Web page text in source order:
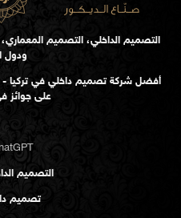
التصميم الداخلي، التصميم
ودول
أفضل شركة تصميم داخلي في تركيا
على جوائز
التصميم
تصميم